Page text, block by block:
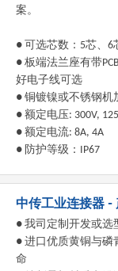
案。
● 可选芯数：5芯、6
● 板端法兰座有带
好电子线可选
● 铜镀镍或不锈钢机
● 额定电压: 300V,
● 额定电流: 8A, 4A
● 防护等级：IP67
中传工业连接器 -
● 我司定制开发或
● 进口优质黄铜与磷
命